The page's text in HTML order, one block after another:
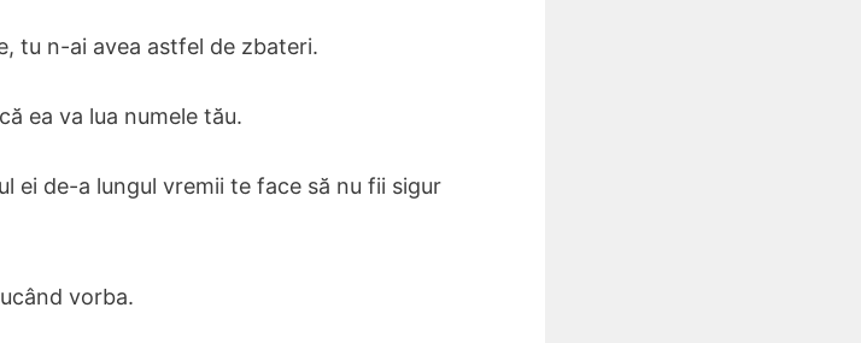
tu n-ai avea astfel de zbateri.
ea va lua numele tău.
ei de-a lungul vremii te face să nu fii sigur
vorba.